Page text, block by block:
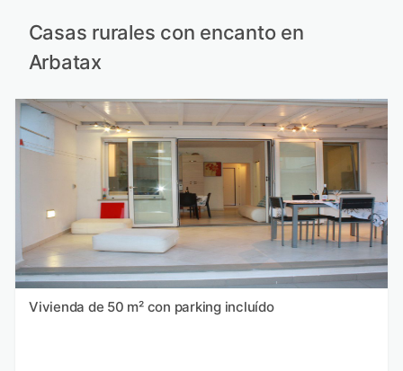
Casas rurales con encanto en
Arbatax
Vivienda de 50 m² con parking incluído